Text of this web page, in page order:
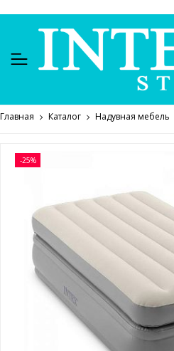
Главная Каталог Надувная мебель
-25%